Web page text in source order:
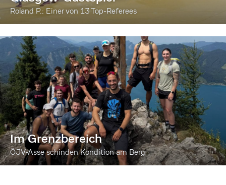
Roland P.: Einer von 13 Top-Referees
Im Grenzbereich
ÖJV-Asse schinden Kondition am Berg